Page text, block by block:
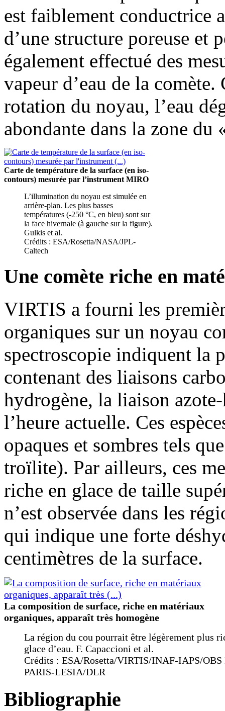
est faiblement conductrice
d’une structure poreuse et
également effectué des
vapeur d’eau de la
rotation du noyau, l’eau
abondante dans la zone du
Carte de température de la surface (en iso-
contours) mesurée par l’instrument MIRO
L’illumination du noyau est simulée en
arrière-plan. Les plus basses
températures (-250 °C, en bleu) sont sur
la face hivernale (à gauche sur la figure).
Gulkis et al.
Crédits : ESA/Rosetta/NASA/JPL-
Caltech
Une comète riche en
VIRTIS a fourni les
organiques sur un noyau
spectroscopie indiquent la
contenant des liaisons
hydrogène, la liaison
l’heure actuelle. Ces
opaques et sombres tels
troïlite). Par ailleurs, ces
riche en glace de taille
n’est observée dans les
qui indique une forte
centimètres de la surface.
La composition de surface, riche en matériaux
organiques, apparaît très homogène
La région du cou pourrait être légèrement plus
glace d’eau. F. Capaccioni et al.
Crédits : ESA/Rosetta/VIRTIS/INAF-IAPS/OBS
PARIS-LESIA/DLR
Bibliographie